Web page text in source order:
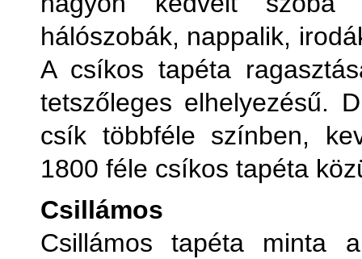
hálószobák, nappalik,
A csíkos tapéta
tetszőleges elhelyezésű.
csík többféle színben,
1800 féle csíkos tapéta
Csillámos
Csillámos tapéta minta